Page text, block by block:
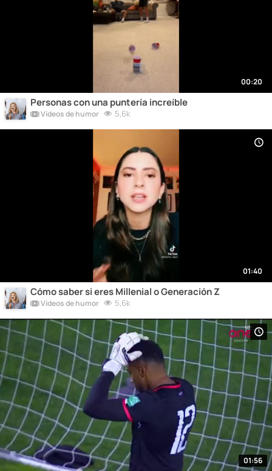
00:20
Personas con una puntería increíble
Vídeos de humor 5,6k
01:40
Cómo saber si eres Millenial o Generación Z
Vídeos de humor 5,6k
01:56